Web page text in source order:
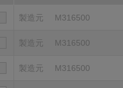
製造元 M316500
製造元 M316500
製造元 M316500